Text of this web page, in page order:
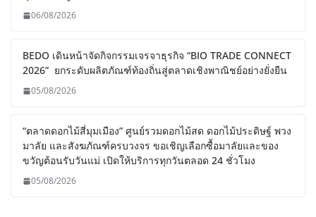
06/08/2026
BEDO เดินหน้าจัดกิจกรรมเจรจาธุรกิจ “BIO TRADE CONNECT
2026” ยกระดับผลิตภัณฑ์ท้องถิ่นสู่ตลาดเชิงพาณิชย์อย่างยั่งยืน
05/08/2026
“ตลาดดอกไม้สี่มุมเมือง” ศูนย์รวมดอกไม้สด ดอกไม้ประดิษฐ์ พวง
มาลัย และสังฆภัณฑ์ครบวงจร ขอเชิญเลือกซื้อมาลัยและของ
ขวัญต้อนรับวันแม่ เปิดให้บริการทุกวันตลอด 24 ชั่วโมง
05/08/2026